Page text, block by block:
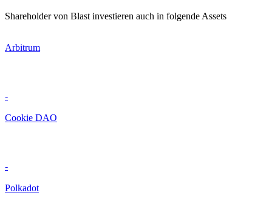
Shareholder von Blast investieren auch in folgende Assets
Arbitrum
-
Cookie DAO
-
Polkadot